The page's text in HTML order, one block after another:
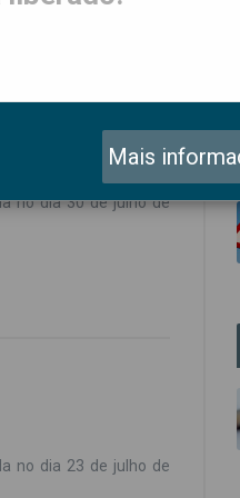
no dia 30 de julho de
no dia 23 de julho de
Mais